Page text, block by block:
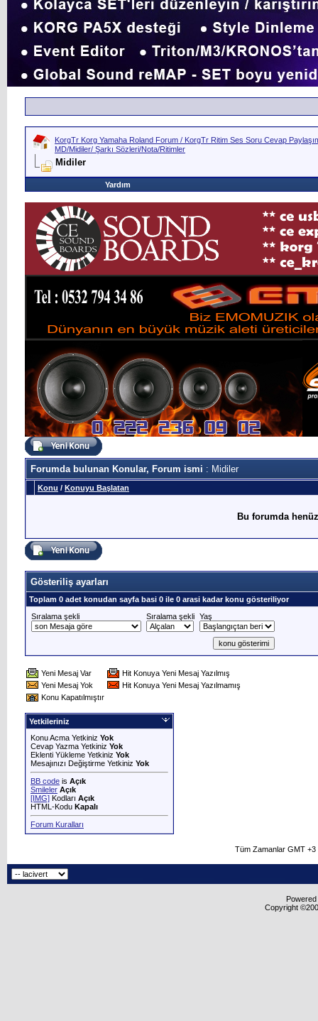
KorgTr Korg Yamaha Roland Forum / KorgTr Ritim Ses Soru Cevap
MD/Midiler/ Şarkı Sözleri/Nota/Ritimler
Midiler
Yardım
Forumda bulunan Konular, Forum ismi : Midiler
Konu / Konuyu Başlatan
Bu forumda
Gösteriliş ayarları
Toplam 0 adet konudan sayfa basi 0 ile 0 arasi kadar konu gösteriliyor
Sıralama şekli
Sıralama şekli Yaş
Yeni Mesaj Var
Hit Konuya Yeni Mesaj Yazılmış
Yeni Mesaj Yok
Hit Konuya Yeni Mesaj Yazılmamış
Konu Kapatılmıştır
Yetkileriniz
Konu Acma Yetkiniz Yok
Cevap Yazma Yetkiniz Yok
Eklenti Yükleme Yetkiniz Yok
Mesajınızı Değiştirme Yetkiniz Yok
BB code is Açık
Smileler Açık
[IMG] Kodları Açık
HTML-Kodu Kapalı
Forum Kuralları
Tüm Zamanlar GMT
Copyright